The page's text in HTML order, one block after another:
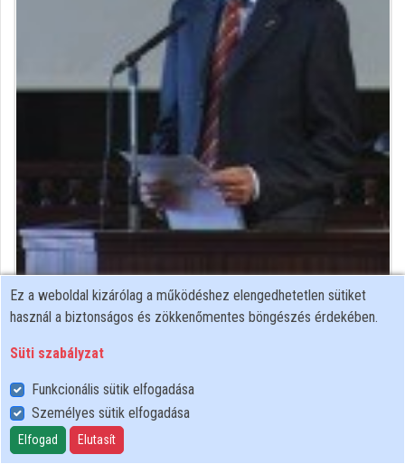
Közreműködők
matematikus
Közreműködő felvételei
Névjegyek
Névjegy
Ez a weboldal kizárólag a működéshez elengedhetetlen sütiket
használ a biztonságos és zökkenőmentes böngészés érdekében.
Süti szabályzat
Funkcionális sütik elfogadása
Személyes sütik elfogadása
Elfogad Elutasít